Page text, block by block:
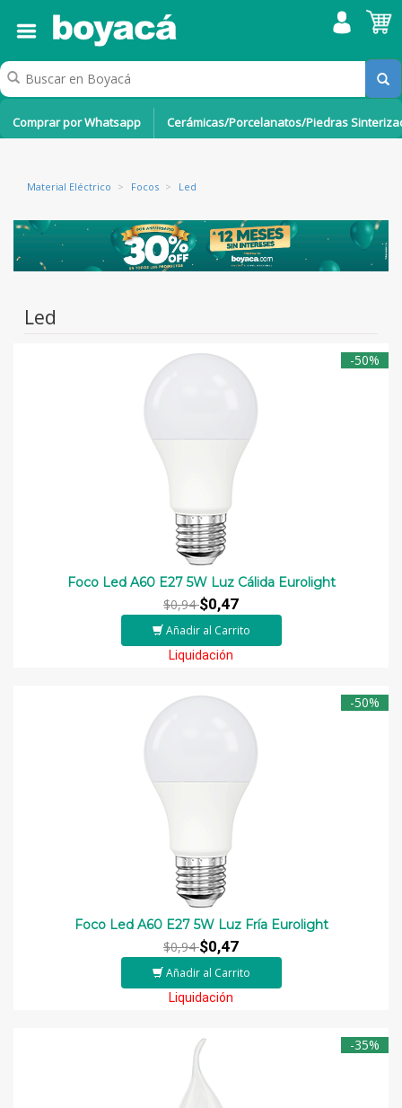
Comprar por Whatsapp Cerámicas/Porcelanatos/Piedras
Material Eléctrico > Focos > Led
Led
-50%
Foco Led A60 E27 5W Luz Cálida Eurolight
$0,94$0,47
Añadir al Carrito
Liquidación
-50%
Foco Led A60 E27 5W Luz Fría Eurolight
$0,94$0,47
Añadir al Carrito
Liquidación
-35%